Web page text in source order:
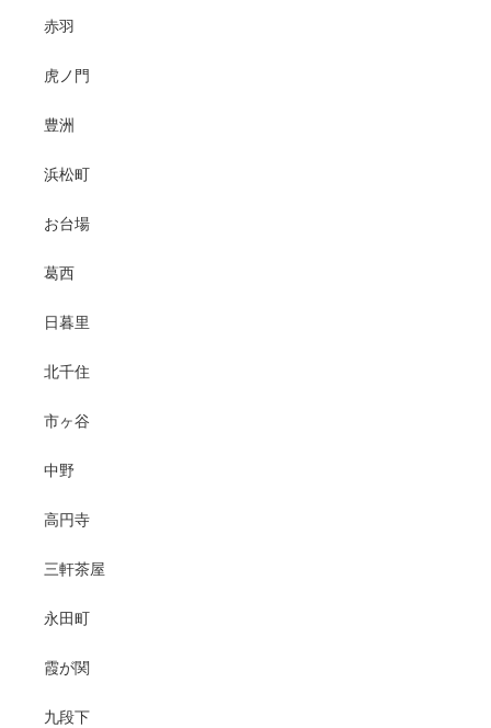
赤羽
虎ノ門
豊洲
浜松町
お台場
葛西
日暮里
北千住
市ヶ谷
中野
高円寺
三軒茶屋
永田町
霞が関
九段下